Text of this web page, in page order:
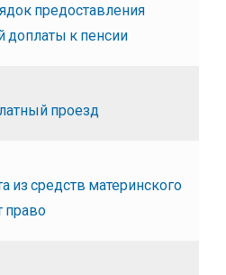
предоставления
доплаты к пенсии
проезд
из средств материнского
право